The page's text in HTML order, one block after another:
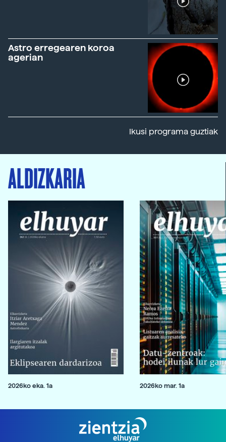
Astro erregearen koroa
agerian
Ikusi programa guztiak
ALDIZKARIA
2026ko eka. 1a 2026ko mar. 1a